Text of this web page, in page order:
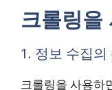
크롤링을
1. 정보 수집의
크롤링을 사용하